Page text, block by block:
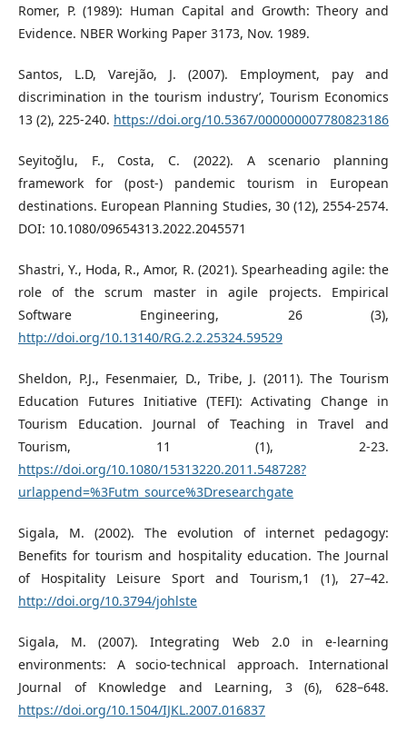
Romer, P. (1989): Human Capital and Growth: Theory and
Evidence. NBER Working Paper 3173, Nov. 1989.
Santos, L.D, Varejão, J. (2007). Employment, pay and
discrimination in the tourism industry’, Tourism Economics
13 (2), 225-240. https://doi.org/10.5367/000000007780823186
Seyitoğlu, F., Costa, C. (2022). A scenario planning
framework for (post-) pandemic tourism in European
destinations. European Planning Studies, 30 (12), 2554-2574.
DOI: 10.1080/09654313.2022.2045571
Shastri, Y., Hoda, R., Amor, R. (2021). Spearheading agile: the
role of the scrum master in agile projects. Empirical
Software Engineering, 26 (3),
http://doi.org/10.13140/RG.2.2.25324.59529
Sheldon, P.J., Fesenmaier, D., Tribe, J. (2011). The Tourism
Education Futures Initiative (TEFI): Activating Change in
Tourism Education. Journal of Teaching in Travel and
Tourism, 11 (1), 2-23.
https://doi.org/10.1080/15313220.2011.548728?
urlappend=%3Futm_source%3Dresearchgate
Sigala, M. (2002). The evolution of internet pedagogy:
Benefits for tourism and hospitality education. The Journal
of Hospitality Leisure Sport and Tourism,1 (1), 27–42.
http://doi.org/10.3794/johlste
Sigala, M. (2007). Integrating Web 2.0 in e-learning
environments: A socio-technical approach. International
Journal of Knowledge and Learning, 3 (6), 628–648.
https://doi.org/10.1504/IJKL.2007.016837